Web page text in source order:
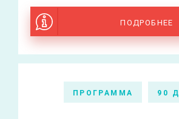
ПОДРОБНЕЕ
ПРОГРАММА 90